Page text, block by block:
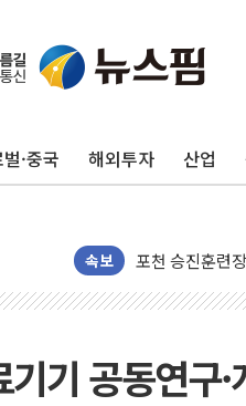
·중국 해외투자 산업
속보
현대백화점그
삼성전자, 넷리
李대통령 "취약
기 공동연구·